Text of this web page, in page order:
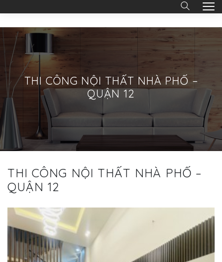
THI CÔNG NỘI THẤT NHÀ PHỐ –
QUẬN 12
THI CÔNG NỘI THẤT NHÀ PHỐ –
QUẬN 12